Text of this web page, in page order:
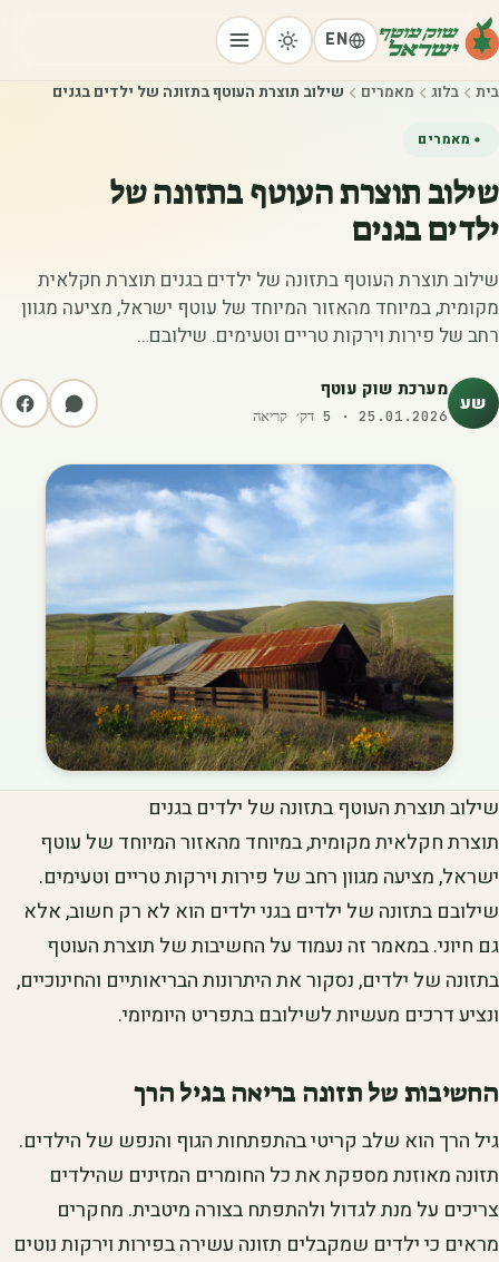
EN
בית בלוג מאמרים שילוב תוצרת העוטף בתזונה של ילדים בגנים
מאמרים
שילוב תוצרת העוטף בתזונה של
ילדים בגנים
שילוב תוצרת העוטף בתזונה של ילדים בגנים תוצרת חקלאית
מקומית, במיוחד מהאזור המיוחד של עוטף ישראל, מציעה מגוון
רחב של פירות וירקות טריים וטעימים. שילובם…
שע מערכת שוק עוטף
25.01.2026
·
5 דק׳ קריאה
שילוב תוצרת העוטף בתזונה של ילדים בגנים
תוצרת חקלאית מקומית, במיוחד מהאזור המיוחד של עוטף
ישראל, מציעה מגוון רחב של פירות וירקות טריים וטעימים.
שילובם בתזונה של ילדים בגני ילדים הוא לא רק חשוב, אלא
גם חיוני. במאמר זה נעמוד על החשיבות של תוצרת העוטף
בתזונה של ילדים, נסקור את היתרונות הבריאותיים והחינוכיים,
ונציע דרכים מעשיות לשילובם בתפריט היומיומי.
החשיבות של תזונה בריאה בגיל הרך
גיל הרך הוא שלב קריטי בהתפתחות הגוף והנפש של הילדים.
תזונה מאוזנת מספקת את כל החומרים המזינים שהילדים
צריכים על מנת לגדול ולהתפתח בצורה מיטבית. מחקרים
מראים כי ילדים שמקבלים תזונה עשירה בפירות וירקות נוטים